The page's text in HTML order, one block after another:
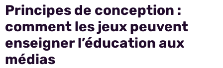
Principes de conception :
comment les jeux peuvent
enseigner l’éducation aux
médias